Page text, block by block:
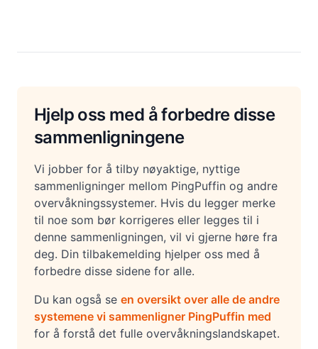
Hjelp oss med å forbedre disse
sammenligningene
Vi jobber for å tilby nøyaktige, nyttige
sammenligninger mellom PingPuffin og andre
overvåkningssystemer. Hvis du legger merke
til noe som bør korrigeres eller legges til i
denne sammenligningen, vil vi gjerne høre fra
deg. Din tilbakemelding hjelper oss med å
forbedre disse sidene for alle.
Du kan også se en oversikt over alle de andre
systemene vi sammenligner PingPuffin med
for å forstå det fulle overvåkningslandskapet.